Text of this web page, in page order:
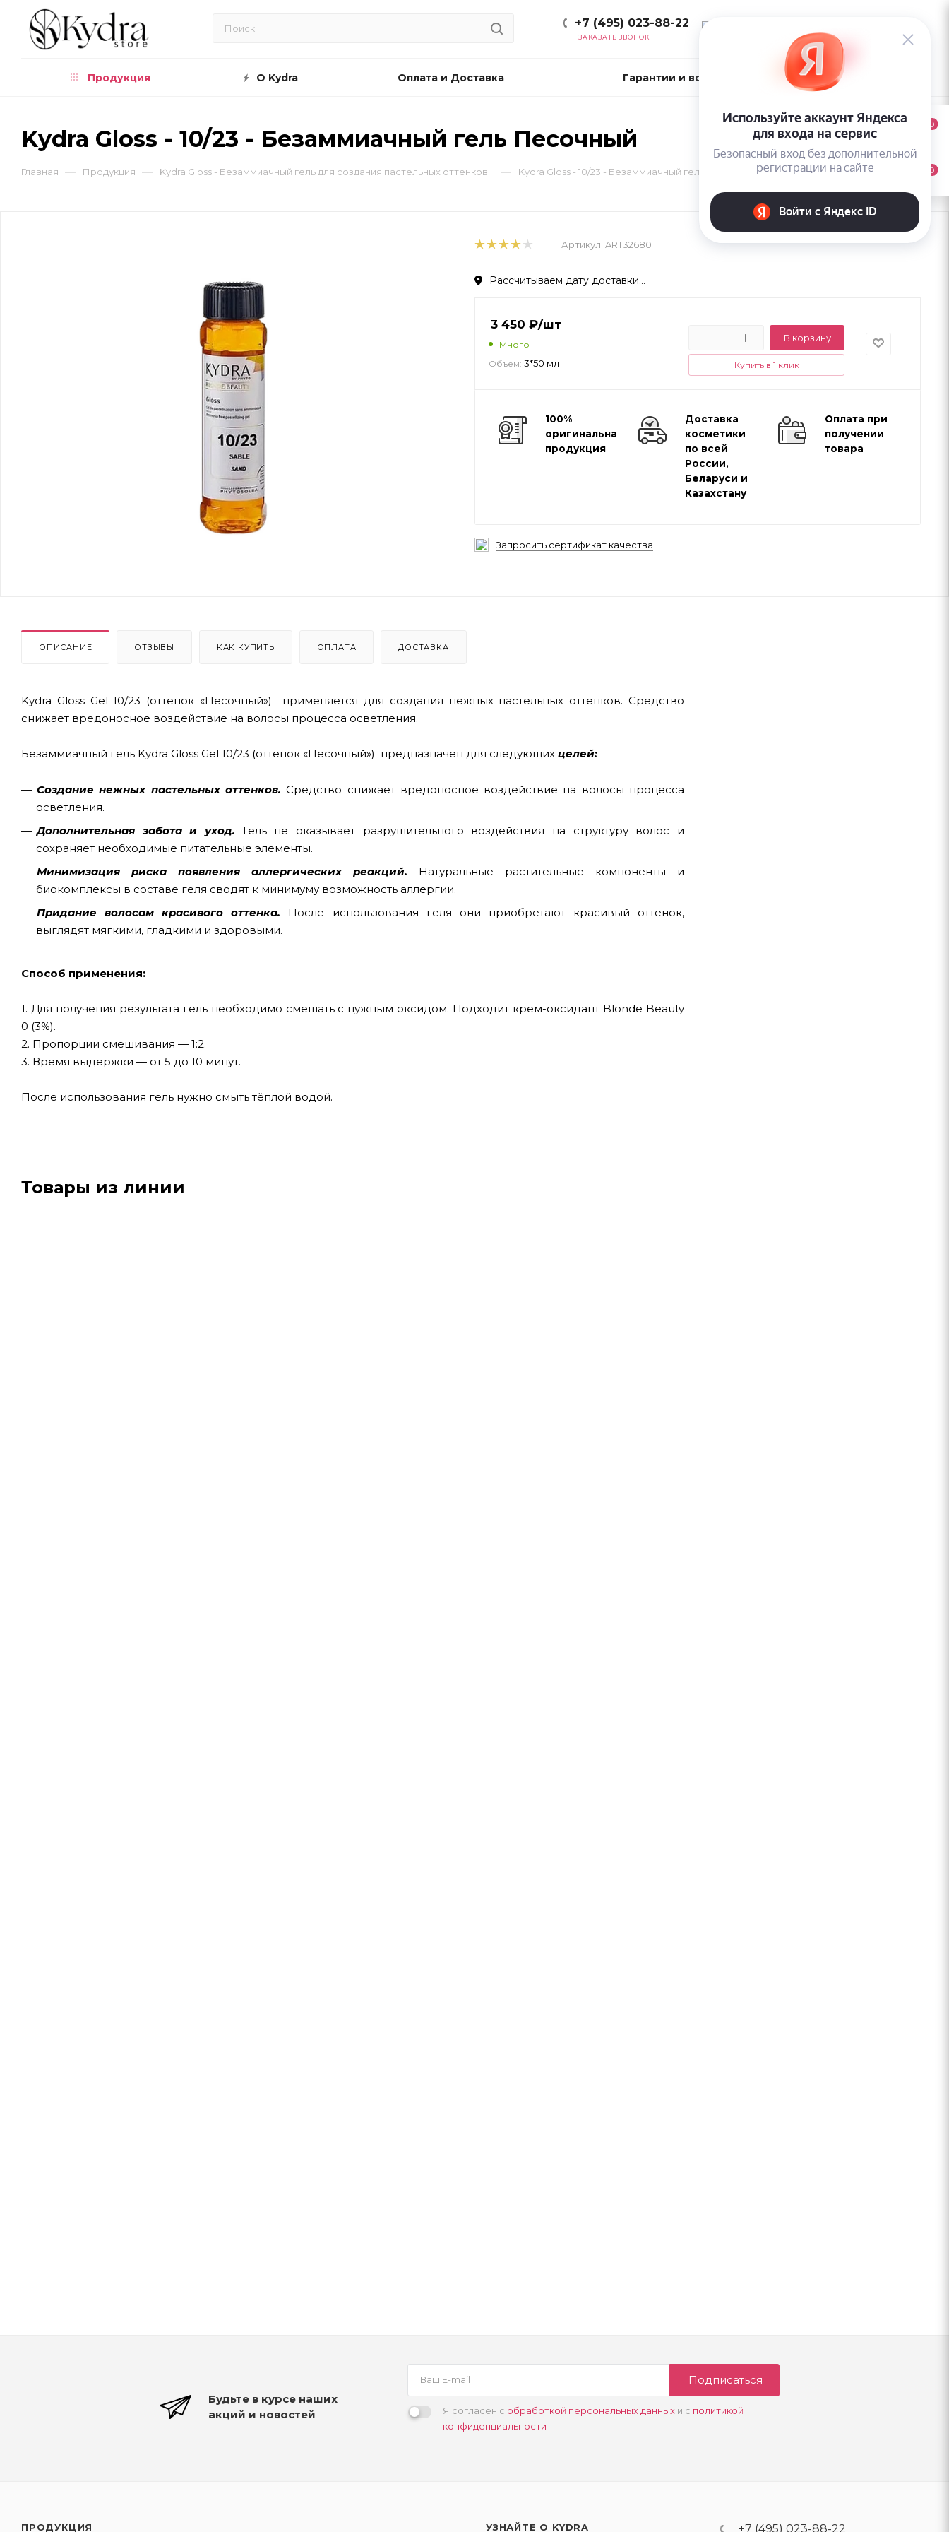
+7 (495) 023-88-22
ЗАКАЗАТЬ ЗВОНОК
Продукция О Kydra Оплата и Доставка Гарантии и возврат Контакты
Kydra Gloss - 10/23 - Безаммиачный гель Песочный
Главная — Продукция — Kydra Gloss - Безаммиачный гель для создания пастельных оттенков — Kydra Gloss - 10/23 - Безаммиачный гель Песочный
Артикул: ART32680
Рассчитываем дату доставки...
3 450 ₽/шт
Много
Объем: 3*50 мл
В корзину
Купить в 1 клик
100%
оригинальная
продукция
Доставка
косметики
по всей
России,
Беларуси и
Казахстану
Оплата при
получении
товара
Запросить сертификат качества
ОПИСАНИЕ ОТЗЫВЫ КАК КУПИТЬ ОПЛАТА ДОСТАВКА
Kydra Gloss Gel 10/23 (оттенок «Песочный») применяется для создания нежных пастельных оттенков. Средство
снижает вредоносное воздействие на волосы процесса осветления.
Безаммиачный гель Kydra Gloss Gel 10/23 (оттенок «Песочный») предназначен для следующих целей:
Создание нежных пастельных оттенков.Средство снижает вредоносное воздействие на волосы процесса
осветления.
Дополнительная забота и уход. Гель не оказывает разрушительного воздействия на структуру волос и
сохраняет необходимые питательные элементы.
Минимизация риска появления аллергических реакций. Натуральные растительные компоненты и
биокомплексы в составе геля сводят к минимуму возможность аллергии.
Придание волосам красивого оттенка. После использования геля они приобретают красивый оттенок,
выглядят мягкими, гладкими и здоровыми.
Способ применения:
1. Для получения результата гель необходимо смешать с нужным оксидом. Подходит крем-оксидант Blonde Beauty
0 (3%).
2. Пропорции смешивания — 1:2.
3. Время выдержки — от 5 до 10 минут.
После использования гель нужно смыть тёплой водой.
Товары из линии
Будьте в курсе наших
акций и новостей
Подписаться
Я согласен с обработкой персональных данныхи с политикой
конфиденциальности
ПРОДУКЦИЯ УЗНАЙТЕ О KYDRA +7 (495) 023-88-22
0
0